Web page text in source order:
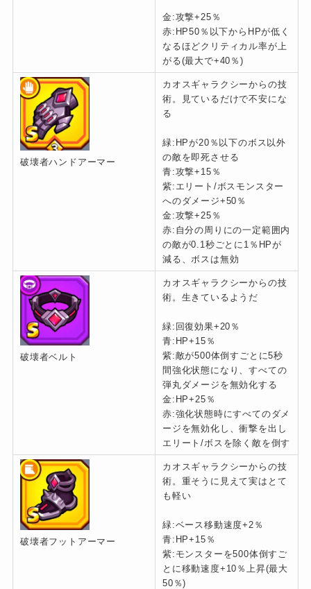
金:攻撃+25％
赤:HP50％以下からHPが低く
なるほどクリティカル率が上
がる(最大で+40％)
破壊者ハンドアーマー
カオスギャラクシーからの技
術。見ているだけで不安にな
る
緑:HPが20％以下のボス以外
の敵を即死させる
青:攻撃+15％
紫:エリート/ボスモンスター
へのダメージ+50％
金:攻撃+25％
赤:自分の周りにの一定範囲内
の敵が0.1秒ごとに1％HPが
減る、ボスは無効
破壊者ベルト
カオスギャラクシーからの技
術。生きているようだ
緑:回復効果+20％
青:HP+15％
紫:敵が500体倒すごとに5秒
間強化状態になり、すべての
弾丸ダメージを無効化する
金:HP+25％
赤:強化状態時にすべてのダメ
ージを無効化し、衝撃を出し
エリート/ボスを除く敵を倒す
破壊者フットアーマー
カオスギャラクシーからの技
術。重そうに見えて実はとて
も軽い
緑:ベース移動速度+2％
青:HP+15％
紫:モンスターを500体倒すご
とに移動速度+10％上昇(最大
50％)